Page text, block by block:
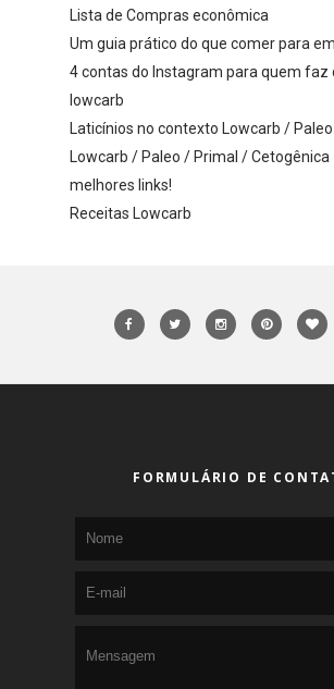
Lista de Compras econômica
Um guia prático do que comer para
4 contas do Instagram para quem faz
lowcarb
Laticínios no contexto Lowcarb / Paleo
Lowcarb / Paleo / Primal / Cetogênica
melhores links!
Receitas Lowcarb
FORMULÁRIO DE